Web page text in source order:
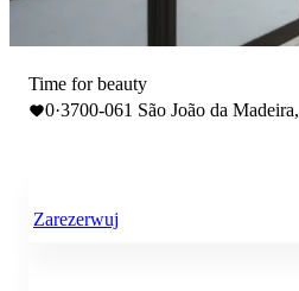
Time for beauty
0·3700-061 São João da Madeira,
Zarezerwuj